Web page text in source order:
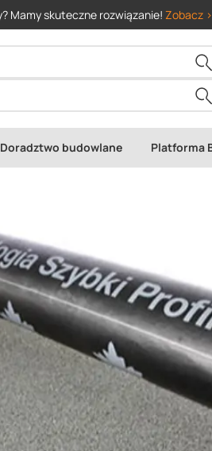
Mamy skuteczne rozwiązanie! Zobacz
Doradztwo budowlane Platforma